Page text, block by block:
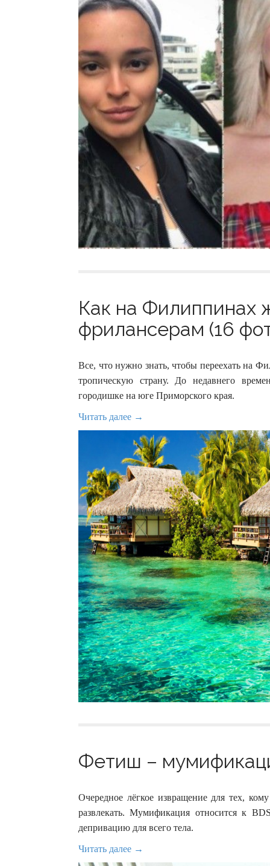
Как на Филиппинах
фрилансерам (16
Все, что нужно знать, чтобы переехать на
тропическую страну. До недавнего
городишке на юге Приморского края.
Читать далее →
Фетиш –
Очередное лёгкое извращение для тех,
развлекать. Мумификация относится к
депривацию для всего тела.
Читать далее →